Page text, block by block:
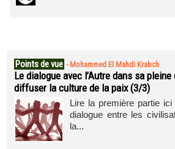
Points de vue - Mohammed El Mahdi Krabch
Le dialogue avec l’Autre dans sa
diffuser la culture de la paix (3/3)
Lire la première partie
dialogue entre les
la...